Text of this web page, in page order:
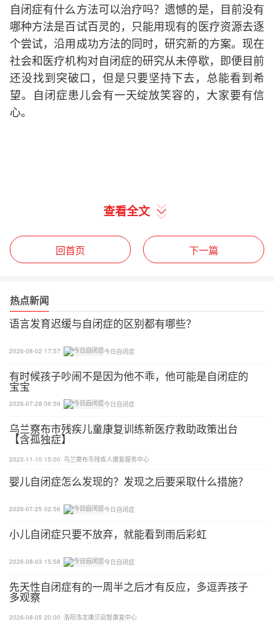
自闭症有什么方法可以治疗吗？遗憾的是，目前没有
哪种方法是百试百灵的，只能用现有的医疗资源去逐
个尝试，沿用成功方法的同时，研究新的方案。现在
社会和医疗机构对自闭症的研究从未停歇，即便目前
还没找到突破口，但是只要坚持下去，总能看到希
望。自闭症患儿会有一天绽放笑容的，大家要有信
心。
查看全文
回首页 下一篇
热点新闻
语言发育迟缓与自闭症的区别都有哪些？
2026-08-02 17:57 今日自闭症
有时候孩子吵闹不是因为他不乖，他可能是自闭症的
宝宝
2026-07-28 06:59 今日自闭症
乌兰察布市残疾儿童康复训练新医疗救助政策出台
【含孤独症】
2023-11-10 15:00 乌兰察布市残疾人康复服务中心
婴儿自闭症怎么发现的？发现之后要采取什么措施？
2026-07-25 02:56 今日自闭症
小儿自闭症只要不放弃，就能看到雨后彩虹
2026-08-03 15:58 今日自闭症
先天性自闭症有的一周半之后才有反应，多逗弄孩子
多观察
2026-08-05 20:00 洛阳洛龙康贝启智康复中心